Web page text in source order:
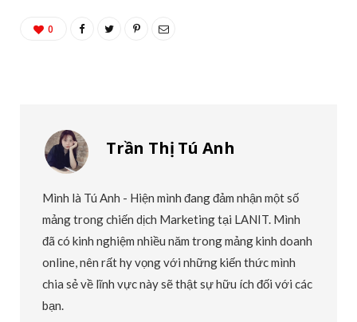
0
Trần Thị Tú Anh
Mình là Tú Anh - Hiện mình đang đảm nhận một số
mảng trong chiến dịch Marketing tại LANIT. Mình
đã có kinh nghiệm nhiều năm trong mảng kinh doanh
online, nên rất hy vọng với những kiến thức mình
chia sẻ về lĩnh vực này sẽ thật sự hữu ích đối với các
bạn.